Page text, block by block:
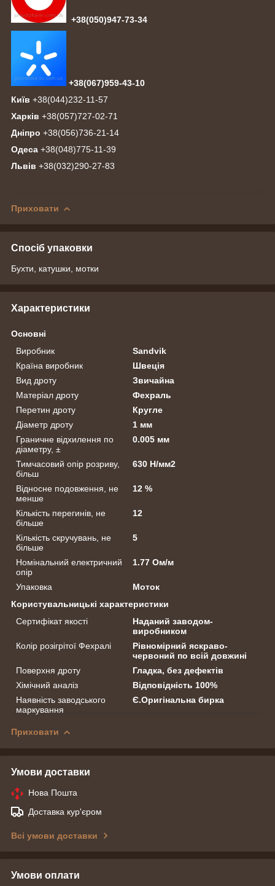
+38(050)947-73-34
+38(067)959-43-10
Київ +38(044)232-11-57
Харків +38(057)727-02-71
Дніпро +38(056)736-21-14
Одеса +38(048)775-11-39
Львів +38(032)290-27-83
Приховати
Спосіб упаковки
Бухти, катушки, мотки
Характеристики
Основні
Виробник
Sandvik
Країна виробник
Швеція
Вид дроту
Звичайна
Матеріал дроту
Фехраль
Перетин дроту
Кругле
Діаметр дроту
1 мм
Граничне відхилення по
діаметру, ±
0.005 мм
Тимчасовий опір розриву,
більш
630 Н/мм2
Відносне подовження, не
менше
12 %
Кількість перегинів, не
більше
12
Кількість скручувань, не
більше
5
Номінальний електричний
опір
1.77 Ом/м
Упаковка
Моток
Користувальницькі характеристики
Сертифікат якості
Наданий заводом-
виробником
Колір розігрітої Фехралі
Рівномірний яскраво-
червоний по всій довжині
Поверхня дроту
Гладка, без дефектів
Хімічний аналіз
Відповідність 100%
Наявність заводського
маркування
Є.Оригінальна бирка
Приховати
Умови доставки
Нова Пошта
Доставка кур'єром
Всі умови доставки
Умови оплати